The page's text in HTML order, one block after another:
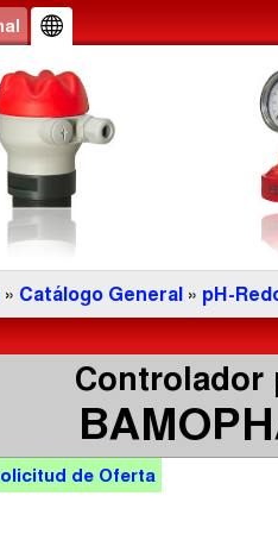
» Catálogo General » pH-
Controlador
de Oferta